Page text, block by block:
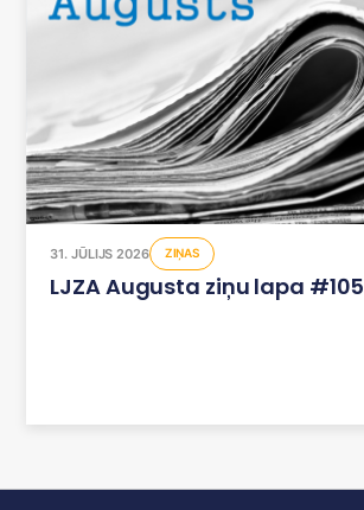
31. JŪLIJS 2026 ZIŅAS
LJZA Augusta ziņu lapa #105